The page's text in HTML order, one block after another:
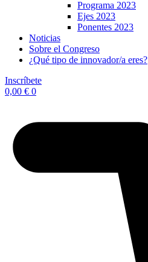
Programa 2023
Ejes 2023
Ponentes 2023
Noticias
Sobre el Congreso
¿Qué tipo de innovador/a eres?
Inscríbete
0,00 € 0